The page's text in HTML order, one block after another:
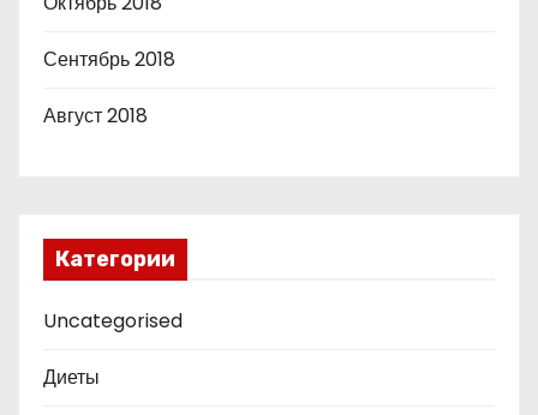
Сентябрь 2018
Август 2018
Категории
Uncategorised
Диеты